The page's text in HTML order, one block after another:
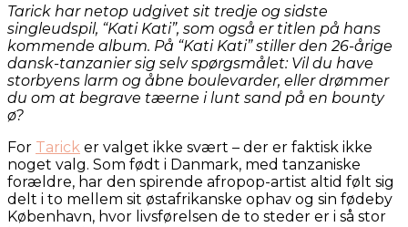
Tarick har netop udgivet sit tredje og sidste
singleudspil, “Kati Kati”, som også er titlen på hans
kommende album. På “Kati Kati” stiller den 26-årige
dansk-tanzanier sig selv spørgsmålet: Vil du have
storbyens larm og åbne boulevarder, eller drømmer
du om at begrave tæerne i lunt sand på en bounty
ø?
For Tarick er valget ikke svært – der er faktisk ikke
noget valg. Som født i Danmark, med tanzaniske
forældre, har den spirende afropop-artist altid følt sig
delt i to mellem sit østafrikanske ophav og sin fødeby
København, hvor livsførelsen de to steder er i så stor